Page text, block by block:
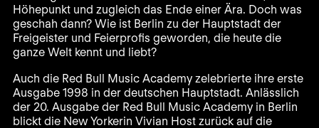
Höhepunkt und zugleich das Ende einer Ära. Doch was
geschah dann? Wie ist Berlin zu der Hauptstadt der
Freigeister und Feierprofis geworden, die heute die
ganze Welt kennt und liebt?
Auch die Red Bull Music Academy zelebrierte ihre erste
Ausgabe 1998 in der deutschen Hauptstadt. Anlässlich
der 20. Ausgabe der Red Bull Music Academy in Berlin
blickt die New Yorkerin Vivian Host zurück auf die